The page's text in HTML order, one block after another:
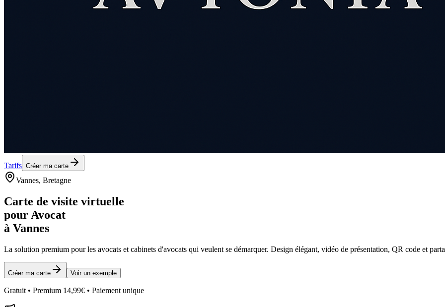
Tarifs Créer ma carte
Vannes, Bretagne
Carte de visite virtuelle
pour Avocat
à Vannes
La solution premium pour les avocats et cabinets d'avocats qui veulent se démarquer. Design élégant, vidéo de présentation, QR code et
Créer ma carte Voir un exemple
Gratuit • Premium 14,99€ • Paiement unique